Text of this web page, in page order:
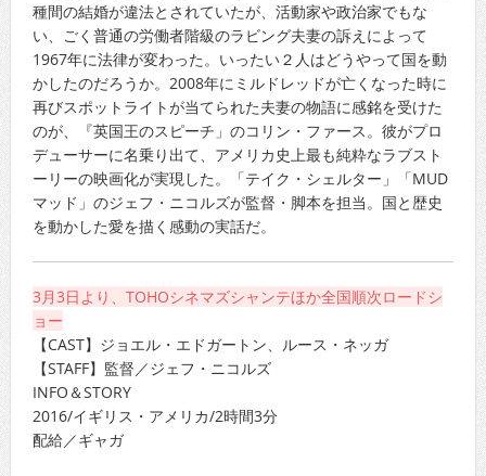
種間の結婚が違法とされていたが、活動家や政治家でもな
い、ごく普通の労働者階級のラビング夫妻の訴えによって
1967年に法律が変わった。いったい２人はどうやって国を動
かしたのだろうか。2008年にミルドレッドが亡くなった時に
再びスポットライトが当てられた夫妻の物語に感銘を受けた
のが、『英国王のスピーチ」のコリン・ファース。彼がプロ
デューサーに名乗り出て、アメリカ史上最も純粋なラブスト
ーリーの映画化が実現した。「テイク・シェルター」「MUD
マッド」のジェフ・ニコルズが監督・脚本を担当。国と歴史
を動かした愛を描く感動の実話だ。
3月3日より、TOHOシネマズシャンテほか全国順次ロードシ
ョー
【CAST】ジョエル・エドガートン、ルース・ネッガ
【STAFF】監督／ジェフ・ニコルズ
INFO＆STORY
2016/イギリス・アメリカ/2時間3分
配給／ギャガ